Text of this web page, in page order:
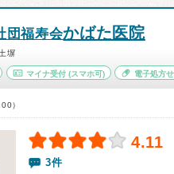
団福寿会かばた医院
塀
マイナ受付(スマホ可) 電子処方
）
4.11
3件